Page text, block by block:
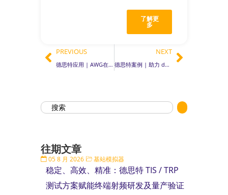
了解更
多
PREVIOUS
德思特应用 | AWG在量子秘钥分发（ QKD ）中的应用
NEXT
德思特案例 | 助力 dSPACE 实现基于 GNSS 的驾驶功能的 HIL 仿真 ，加速自动驾驶测试革命！
往期文章
05 8 月 2026 基站模拟器
稳定、高效、精准：德思特 TIS / TRP
测试方案赋能终端射频研发及量产验证